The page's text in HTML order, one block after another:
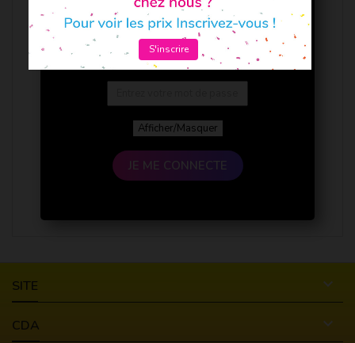
Afficher/Masquer
JE ME CONNECTE
SITE 
CDA 
S'inscrire